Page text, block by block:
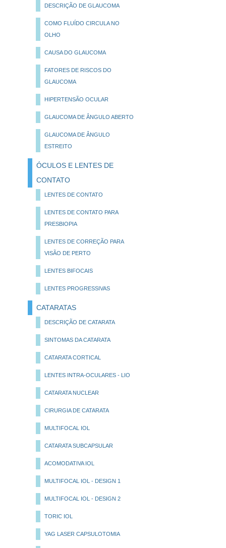
DESCRIÇÃO DE GLAUCOMA
COMO FLUÍDO CIRCULA NO
OLHO
CAUSA DO GLAUCOMA
FATORES DE RISCOS DO
GLAUCOMA
HIPERTENSÃO OCULAR
GLAUCOMA DE ÂNGULO ABERTO
GLAUCOMA DE ÂNGULO
ESTREITO
ÓCULOS E LENTES DE
CONTATO
LENTES DE CONTATO
LENTES DE CONTATO PARA
PRESBIOPIA
LENTES DE CORREÇÃO PARA
VISÃO DE PERTO
LENTES BIFOCAIS
LENTES PROGRESSIVAS
CATARATAS
DESCRIÇÃO DE CATARATA
SINTOMAS DA CATARATA
CATARATA CORTICAL
LENTES INTRA-OCULARES - LIO
CATARATA NUCLEAR
CIRURGIA DE CATARATA
MULTIFOCAL IOL
CATARATA SUBCAPSULAR
ACOMODATIVA IOL
MULTIFOCAL IOL - DESIGN 1
MULTIFOCAL IOL - DESIGN 2
TORIC IOL
YAG LASER CAPSULOTOMIA